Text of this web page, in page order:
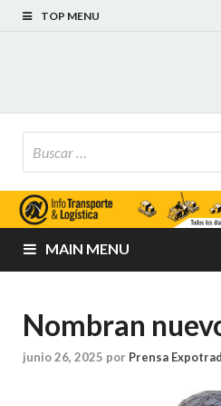
TOP MENU
MAIN MENU
Nombran
junio 26, 2025 por Prensa